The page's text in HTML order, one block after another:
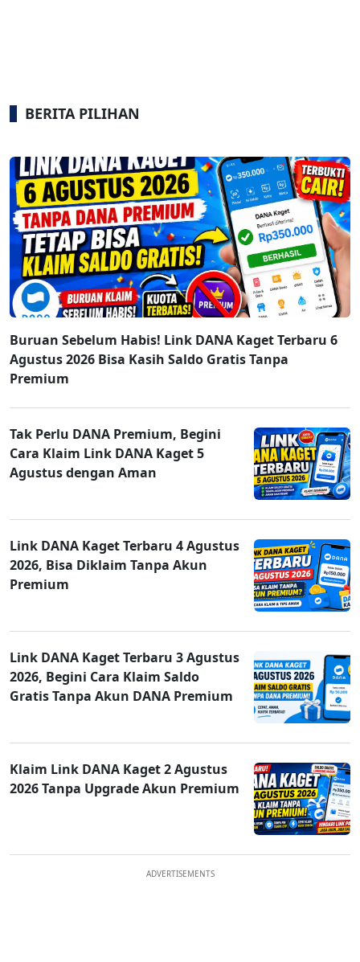
BERITA PILIHAN
Buruan Sebelum Habis! Link DANA Kaget Terbaru 6
Agustus 2026 Bisa Kasih Saldo Gratis Tanpa
Premium
Tak Perlu DANA Premium, Begini
Cara Klaim Link DANA Kaget 5
Agustus dengan Aman
Link DANA Kaget Terbaru 4 Agustus
2026, Bisa Diklaim Tanpa Akun
Premium
Link DANA Kaget Terbaru 3 Agustus
2026, Begini Cara Klaim Saldo
Gratis Tanpa Akun DANA Premium
Klaim Link DANA Kaget 2 Agustus
2026 Tanpa Upgrade Akun Premium
ADVERTISEMENTS